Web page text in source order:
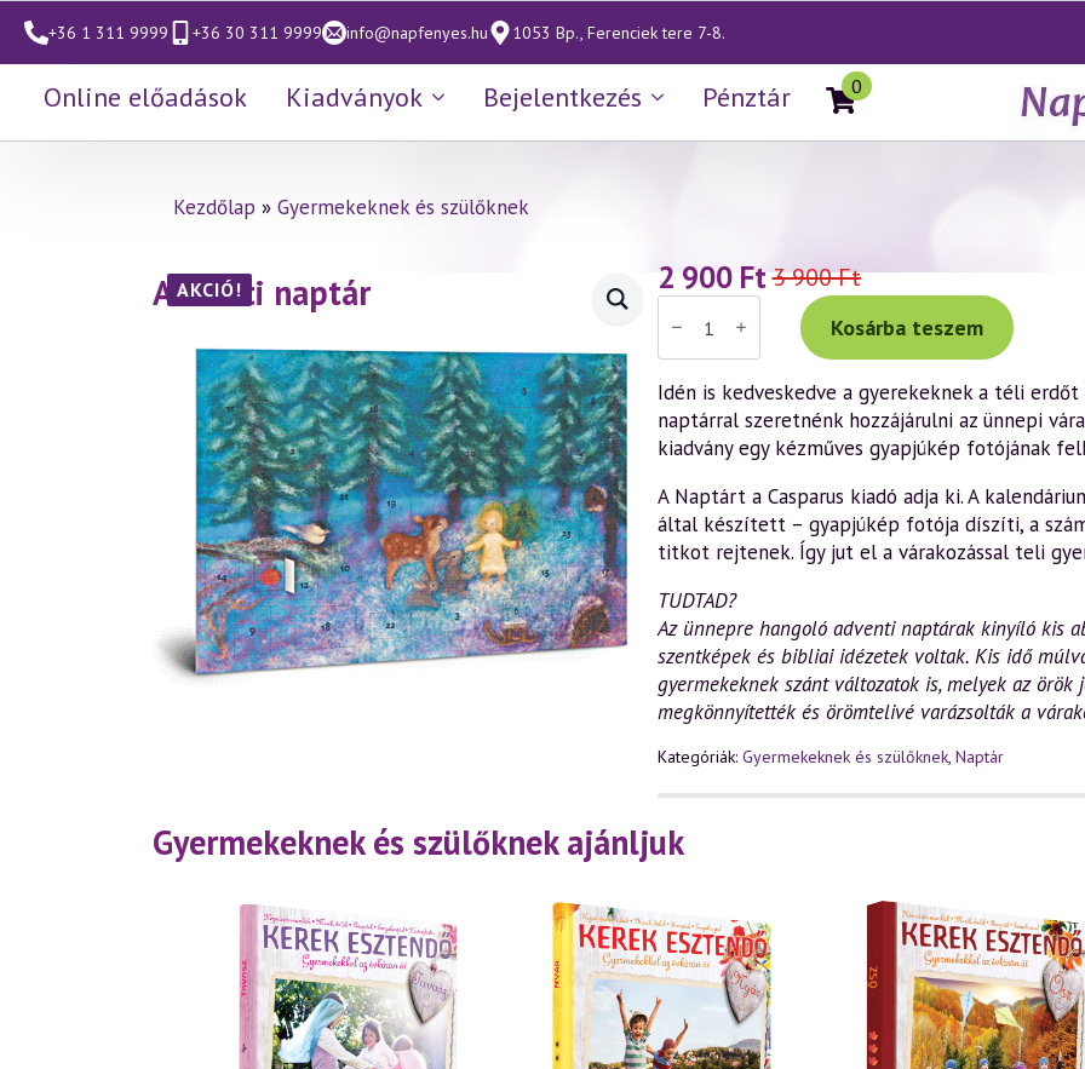
+36 1 311 9999 +36 30 311 9999 info@napfenyes.hu 1053 Bp., Ferenciek tere 7-8.
Online előadások Kiadványok Bejelentkezés Pénztár 0
Kezdőlap » Gyermekeknek és szülőknek
Adventi naptár
AKCIÓ! 3 900Ft
Original
price
was:
3
900 Ft.
2 900 Ft
Current
price
is:
2
900 Ft.
Adventi
naptár
mennyiség
Kosárba teszem
Idén is kedveskedve a gyerekeknek a téli
naptárral szeretnénk hozzájárulni az ünnepi
kiadvány egy kézműves gyapjúkép fotójának
A Naptárt a Casparus kiadó adja ki. A
által készített – gyapjúkép fotója díszíti, a
titkot rejtenek. Így jut el a várakozással teli
TUDTAD?
Az ünnepre hangoló adventi naptárak kinyíló kis
szentképek és bibliai idézetek voltak. Kis idő
gyermekeknek szánt változatok is, melyek az örök
megkönnyítették és örömtelivé varázsolták a
Kategóriák: Gyermekeknek és szülőknek, Naptár
Gyermekeknek és szülőknek ajánljuk